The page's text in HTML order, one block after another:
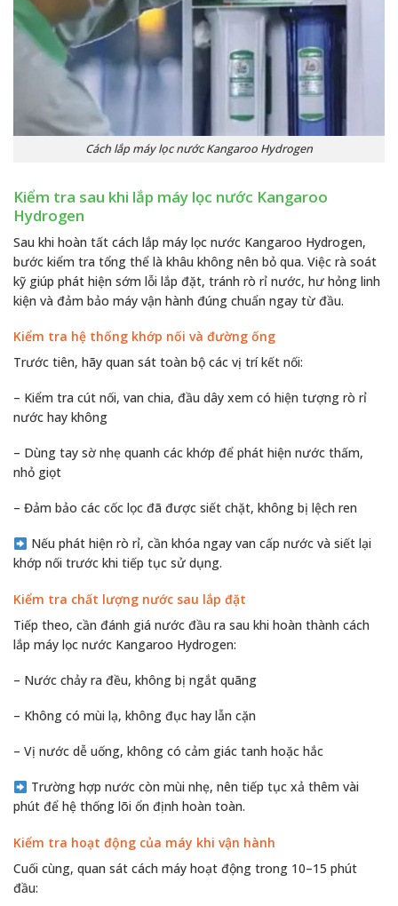
Cách lắp máy lọc nước Kangaroo Hydrogen
Kiểm tra sau khi lắp máy lọc nước Kangaroo
Hydrogen
Sau khi hoàn tất cách lắp máy lọc nước Kangaroo Hydrogen,
bước kiểm tra tổng thể là khâu không nên bỏ qua. Việc rà soát
kỹ giúp phát hiện sớm lỗi lắp đặt, tránh rò rỉ nước, hư hỏng linh
kiện và đảm bảo máy vận hành đúng chuẩn ngay từ đầu.
Kiểm tra hệ thống khớp nối và đường ống
Trước tiên, hãy quan sát toàn bộ các vị trí kết nối:
– Kiểm tra cút nối, van chia, đầu dây xem có hiện tượng rò rỉ
nước hay không
– Dùng tay sờ nhẹ quanh các khớp để phát hiện nước thấm,
nhỏ giọt
– Đảm bảo các cốc lọc đã được siết chặt, không bị lệch ren
Nếu phát hiện rò rỉ, cần khóa ngay van cấp nước và siết lại
khớp nối trước khi tiếp tục sử dụng.
Kiểm tra chất lượng nước sau lắp đặt
Tiếp theo, cần đánh giá nước đầu ra sau khi hoàn thành cách
lắp máy lọc nước Kangaroo Hydrogen:
– Nước chảy ra đều, không bị ngắt quãng
– Không có mùi lạ, không đục hay lẫn cặn
– Vị nước dễ uống, không có cảm giác tanh hoặc hắc
Trường hợp nước còn mùi nhẹ, nên tiếp tục xả thêm vài
phút để hệ thống lõi ổn định hoàn toàn.
Kiểm tra hoạt động của máy khi vận hành
Cuối cùng, quan sát cách máy hoạt động trong 10–15 phút
đầu: